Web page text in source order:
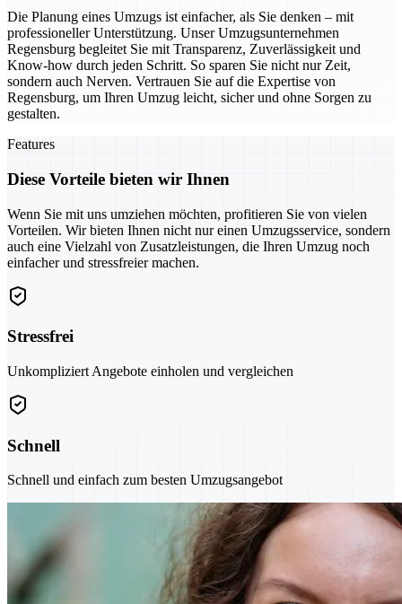
Die Planung eines Umzugs ist einfacher, als Sie denken – mit
professioneller Unterstützung. Unser Umzugsunternehmen
Regensburg begleitet Sie mit Transparenz, Zuverlässigkeit und
Know-how durch jeden Schritt. So sparen Sie nicht nur Zeit,
sondern auch Nerven. Vertrauen Sie auf die Expertise von
Regensburg, um Ihren Umzug leicht, sicher und ohne Sorgen zu
gestalten.
Features
Diese Vorteile bieten wir Ihnen
Wenn Sie mit uns umziehen möchten, profitieren Sie von vielen
Vorteilen. Wir bieten Ihnen nicht nur einen Umzugsservice, sondern
auch eine Vielzahl von Zusatzleistungen, die Ihren Umzug noch
einfacher und stressfreier machen.
Stressfrei
Unkompliziert Angebote einholen und vergleichen
Schnell
Schnell und einfach zum besten Umzugsangebot